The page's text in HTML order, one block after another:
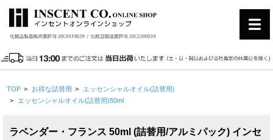
TOP > お得な詰替用 > エッセンシャルオイル(詰替用)
> エッセンシャルオイル(詰替用)50ml
ラベンダー・フランス 50ml (詰替用/アルミパック) インセ